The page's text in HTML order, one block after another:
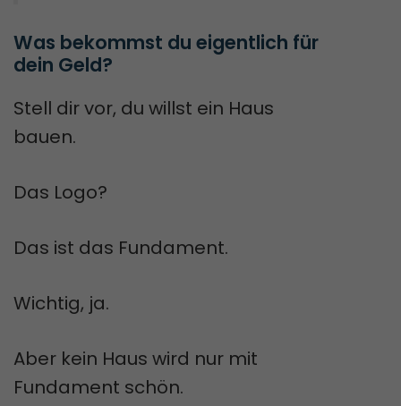
Was bekommst du eigentlich für
dein Geld?
Stell dir vor, du willst ein Haus
bauen.
Das Logo?
Das ist das Fundament.
Wichtig, ja.
Aber kein Haus wird nur mit
Fundament schön.